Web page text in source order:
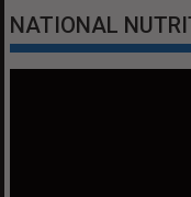
NATIONAL